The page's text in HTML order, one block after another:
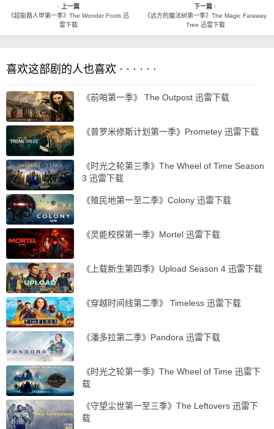
上一篇
《超能路人甲第一季》The Wonder Fools 迅
雷下载
下一篇
《远方的魔法树第一季》The Magic Faraway
Tree 迅雷下载
喜欢这部剧的人也喜欢 · · · · · ·
《前哨第一季》 The Outpost 迅雷下载
《普罗米修斯计划第一季》Prometey 迅雷下载
《时光之轮第三季》The Wheel of Time Season
3 迅雷下载
《殖民地第一至二季》Colony 迅雷下载
《灵能校探第一季》Mortel 迅雷下载
《上载新生第四季》Upload Season 4 迅雷下载
《穿越时间线第二季》 Timeless 迅雷下载
《潘多拉第二季》Pandora 迅雷下载
《时光之轮第一季》The Wheel of Time 迅雷下
载
《守望尘世第一至三季》The Leftovers 迅雷下
载